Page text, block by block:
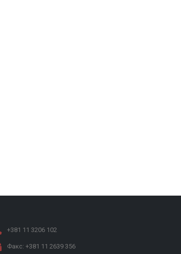
+381 11 3206 102
Факс: +381 11 2639 356